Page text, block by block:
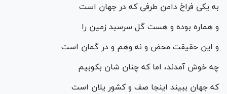
به یکی فراخ دامن طرفی که در جهان است
و هماره بوده و هست گل سرسبد زمین را
و این حقیقت محض و نه وهم و در گمان است
چه خوش آمدند، اما که چنان شان بکوبیم
که جهان ببیند اینجا صف و کشور یلان است